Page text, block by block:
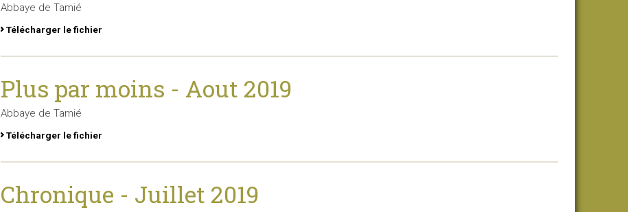
Abbaye de Tamié
Télécharger le fichier
Plus par moins - Aout 2019
Abbaye de Tamié
Télécharger le fichier
Chronique - Juillet 2019